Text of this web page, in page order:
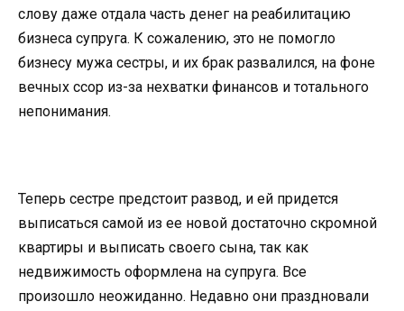
слову даже отдала часть денег на реабилитацию
бизнеса супруга. К сожалению, это не помогло
бизнесу мужа сестры, и их брак развалился, на фоне
вечных ссор из-за нехватки финансов и тотального
непонимания.
Теперь сестре предстоит развод, и ей придется
выписаться самой из ее новой достаточно скромной
квартиры и выписать своего сына, так как
недвижимость оформлена на супруга. Все
произошло неожиданно. Недавно они праздновали